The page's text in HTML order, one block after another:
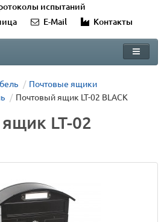
испытаний
E-Mail Контакты
Почтовые ящики
Почтовый ящик LT-02 BLACK
LT-02